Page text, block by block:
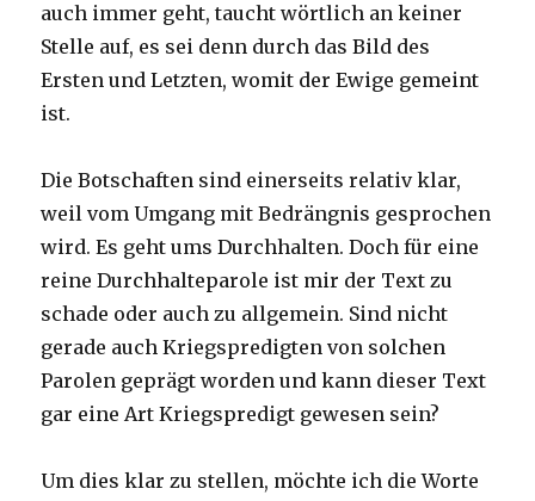
auch immer geht, taucht wörtlich an keiner
Stelle auf, es sei denn durch das Bild des
Ersten und Letzten, womit der Ewige gemeint
ist.
Die Botschaften sind einerseits relativ klar,
weil vom Umgang mit Bedrängnis gesprochen
wird. Es geht ums Durchhalten. Doch für eine
reine Durchhalteparole ist mir der Text zu
schade oder auch zu allgemein. Sind nicht
gerade auch Kriegspredigten von solchen
Parolen geprägt worden und kann dieser Text
gar eine Art Kriegspredigt gewesen sein?
Um dies klar zu stellen, möchte ich die Worte